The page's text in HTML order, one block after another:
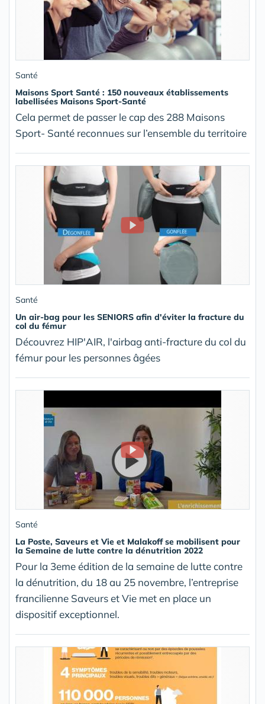
Santé
Maisons Sport Santé : 150 nouveaux établissements
labellisées Maisons Sport-Santé
Cela permet de passer le cap des 288 Maisons
Sport- Santé reconnues sur l’ensemble du territoire
Santé
Un air-bag pour les SENIORS afin d'éviter la fracture du
col du fémur
Découvrez HIP'AIR, l'airbag anti-fracture du col du
fémur pour les personnes âgées
Santé
La Poste, Saveurs et Vie et Malakoff se mobilisent pour
la Semaine de lutte contre la dénutrition 2022
Pour la 3eme édition de la semaine de lutte contre
la dénutrition, du 18 au 25 novembre, l’entreprise
francilienne Saveurs et Vie met en place un
dispositif exceptionnel.